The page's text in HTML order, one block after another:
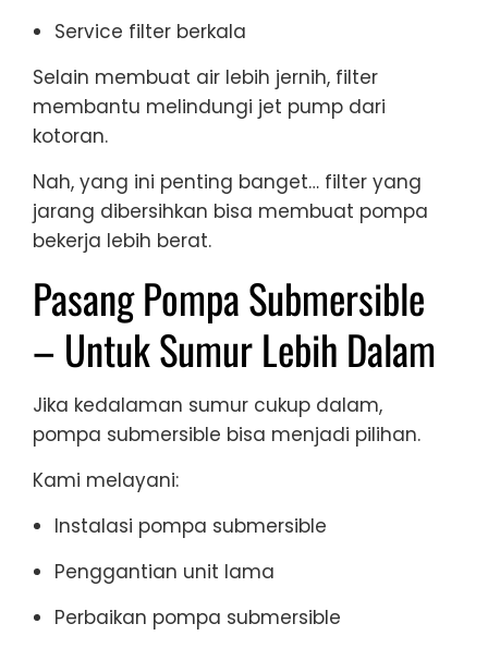
Service filter berkala
Selain membuat air lebih jernih, filter
membantu melindungi jet pump dari
kotoran.
Nah, yang ini penting banget… filter yang
jarang dibersihkan bisa membuat pompa
bekerja lebih berat.
Pasang Pompa Submersible
– Untuk Sumur Lebih Dalam
Jika kedalaman sumur cukup dalam,
pompa submersible bisa menjadi pilihan.
Kami melayani:
Instalasi pompa submersible
Penggantian unit lama
Perbaikan pompa submersible